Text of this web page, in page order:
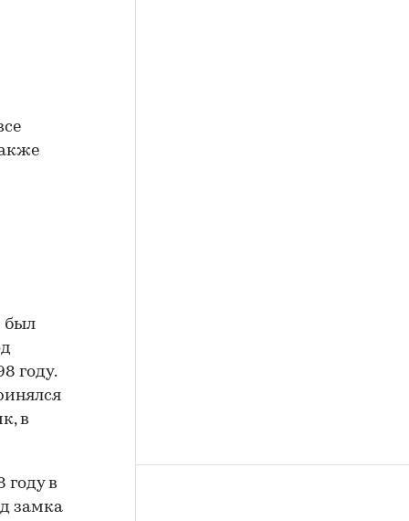
был
году.
в
году в
замка